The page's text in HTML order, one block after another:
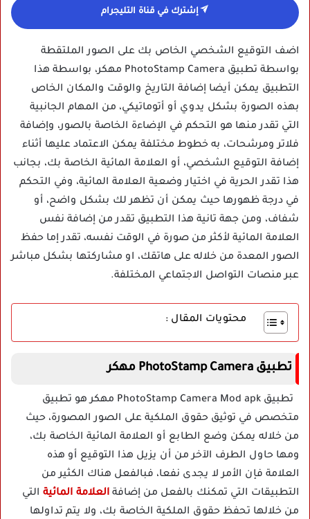
إشترك في قناة التليجرام
اضف التوقيع الشخصي الخاص بك على الصور الملتقطة
بواسطة تطبيق PhotoStamp Camera مهكر، بواسطة هذا
التطبيق يمكن أيضا إضافة التاريخ والوقت والمكان الخاص
بهذه الصورة بشكل يدوي أو أتوماتيكي، من المهام الجانبية
التي تقدر منها هو التحكم في الإضاءة الخاصة بالصور، وإضافة
فلاتر ومرشحات، به خطوط مختلفة يمكن الاعتماد عليها أثناء
إضافة التوقيع الشخصي، أو العلامة المائية الخاصة بك، بجانب
هذا تقدر الحرية في اختيار وضعية العلامة المائية، وفي التحكم
في درجة ظهورها حيث يمكن أن تظهر لك بشكل واضح، أو
شفاف، ومن جهة تانية هذا التطبيق تقدر من إضافة نفس
العلامة المائية لأكثر من صورة في الوقت نفسه، تقدر إما حفظ
الصور المعدة من خلاله على هاتقك، او مشاركتها بشكل مباشر
عبر منصات التواصل الاجتماعي المختلفة.
محتويات المقال :
تطبيق PhotoStamp Camera مهكر
تطبيق PhotoStamp Camera Mod apk مهكر هو تطبيق
متخصص في توثيق حقوق الملكية على الصور المصورة، حيث
من خلاله يمكن وضع الطابع أو العلامة المائية الخاصة بك،
ومها حاول الطرف الآخر من أن يزيل هذا التوقيع أو هذه
العلامة فإن الأمر لا يجدى نفعا، فبالفعل هناك الكثير من
التطبيقات التي تمكنك بالفعل من إضافة العلامة المائية التي
من خلالها تحفظ حقوق الملكية الخاصة بك، ولا يتم تداولها